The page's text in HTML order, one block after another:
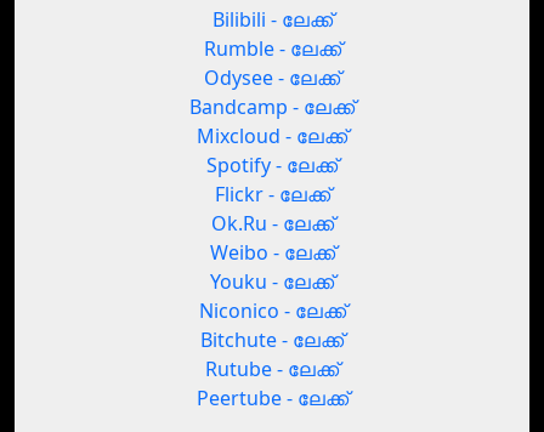
Bilibili - ലേക്ക്
Rumble - ലേക്ക്
Odysee - ലേക്ക്
Bandcamp - ലേക്ക്
Mixcloud - ലേക്ക്
Spotify - ലേക്ക്
Flickr - ലേക്ക്
Ok.Ru - ലേക്ക്
Weibo - ലേക്ക്
Youku - ലേക്ക്
Niconico - ലേക്ക്
Bitchute - ലേക്ക്
Rutube - ലേക്ക്
Peertube - ലേക്ക്